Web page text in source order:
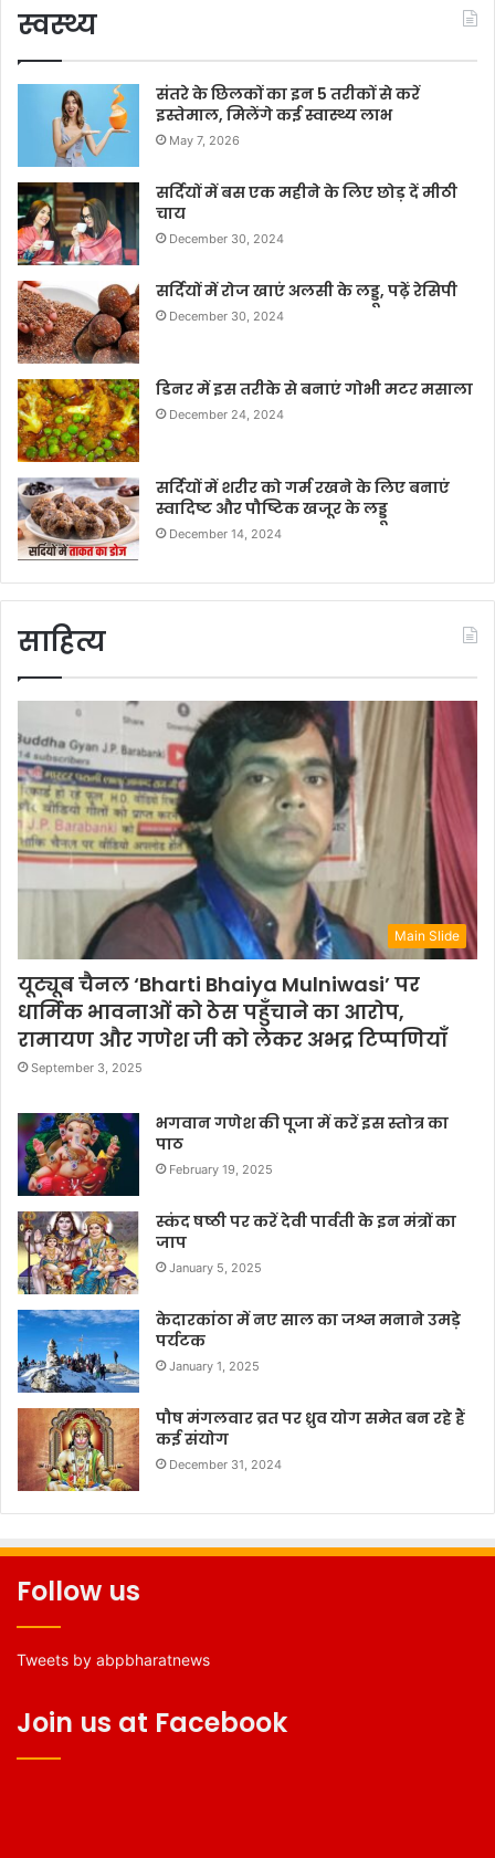
स्वस्थ्य
संतरे के छिलकों का इन 5 तरीकों से करें
इस्तेमाल, मिलेंगे कई स्वास्थ्य लाभ
May 7, 2026
सर्दियों में बस एक महीने के लिए छोड़ दें मीठी
चाय
December 30, 2024
सर्दियों में रोज खाएं अलसी के लड्डू, पढ़ें रेसिपी
December 30, 2024
डिनर में इस तरीके से बनाएं गोभी मटर मसाला
December 24, 2024
सर्दियों में शरीर को गर्म रखने के लिए बनाएं
स्वादिष्ट और पौष्टिक खजूर के लड्डू
December 14, 2024
साहित्य
Main Slide
यूट्यूब चैनल ‘Bharti Bhaiya Mulniwasi’ पर
धार्मिक भावनाओं को ठेस पहुँचाने का आरोप,
रामायण और गणेश जी को लेकर अभद्र टिप्पणियाँ
September 3, 2025
भगवान गणेश की पूजा में करें इस स्तोत्र का
पाठ
February 19, 2025
स्कंद षष्ठी पर करें देवी पार्वती के इन मंत्रों का
जाप
January 5, 2025
केदारकांठा में नए साल का जश्न मनाने उमड़े
पर्यटक
January 1, 2025
पौष मंगलवार व्रत पर ध्रुव योग समेत बन रहे हैं
कई संयोग
December 31, 2024
Follow us
Tweets by abpbharatnews
Join us at Facebook